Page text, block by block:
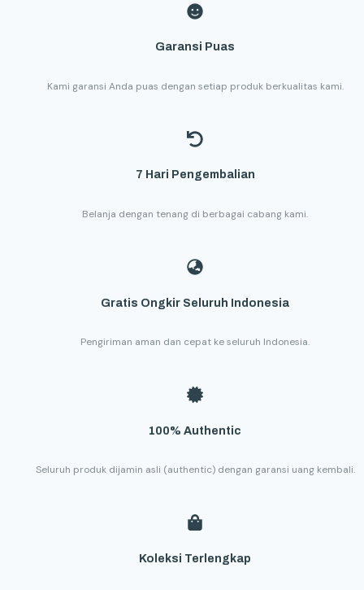
Garansi Puas
Kami garansi Anda puas dengan setiap produk berkualitas kami.
7 Hari Pengembalian
Belanja dengan tenang di berbagai cabang kami.
Gratis Ongkir Seluruh Indonesia
Pengiriman aman dan cepat ke seluruh Indonesia.
100% Authentic
Seluruh produk dijamin asli (authentic) dengan garansi uang kembali.
Koleksi Terlengkap